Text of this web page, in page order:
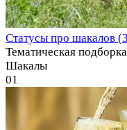
Статусы про шакалов
Тематическая
Шакалы
01